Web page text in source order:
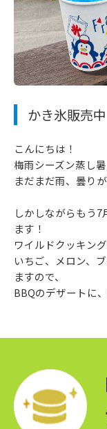
かき氷販売中
こんにちは！
梅雨シーズン蒸し暑
まだまだ雨、曇り
しかしながらもう
ます！
ワイルドクッキン
いちご、メロン、
ますので、
BBQのデザートに